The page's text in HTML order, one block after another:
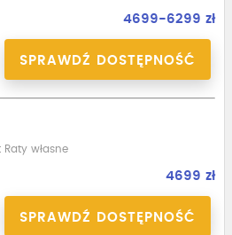
4699-6299 zł
SPRAWDŹ DOSTĘPNOŚĆ
własne
4699 zł
SPRAWDŹ DOSTĘPNOŚĆ